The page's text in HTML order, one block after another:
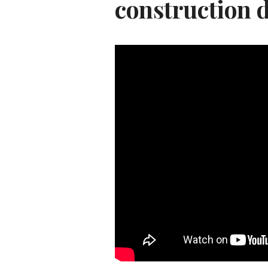
construction